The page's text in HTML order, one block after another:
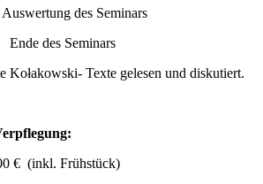
des Seminars
des Seminars
Kołakowski- Texte gelesen und diskutiert.
€ (inkl. Frühstück)